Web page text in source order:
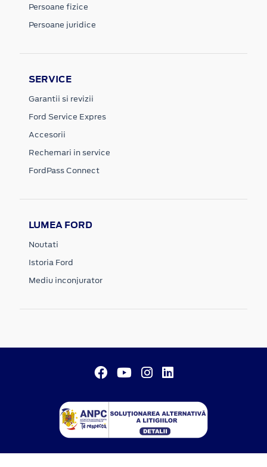
Persoane fizice
Persoane juridice
SERVICE
Garantii si revizii
Ford Service Expres
Accesorii
Rechemari in service
FordPass Connect
LUMEA FORD
Noutati
Istoria Ford
Mediu inconjurator